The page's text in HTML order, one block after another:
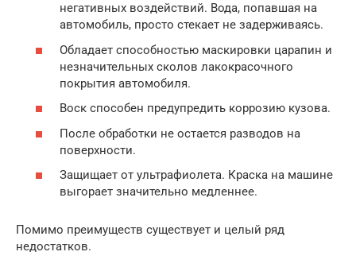
негативных воздействий. Вода, попавшая на
автомобиль, просто стекает не задерживаясь.
Обладает способностью маскировки царапин и
незначительных сколов лакокрасочного
покрытия автомобиля.
Воск способен предупредить коррозию кузова.
После обработки не остается разводов на
поверхности.
Защищает от ультрафиолета. Краска на машине
выгорает значительно медленнее.
Помимо преимуществ существует и целый ряд
недостатков.